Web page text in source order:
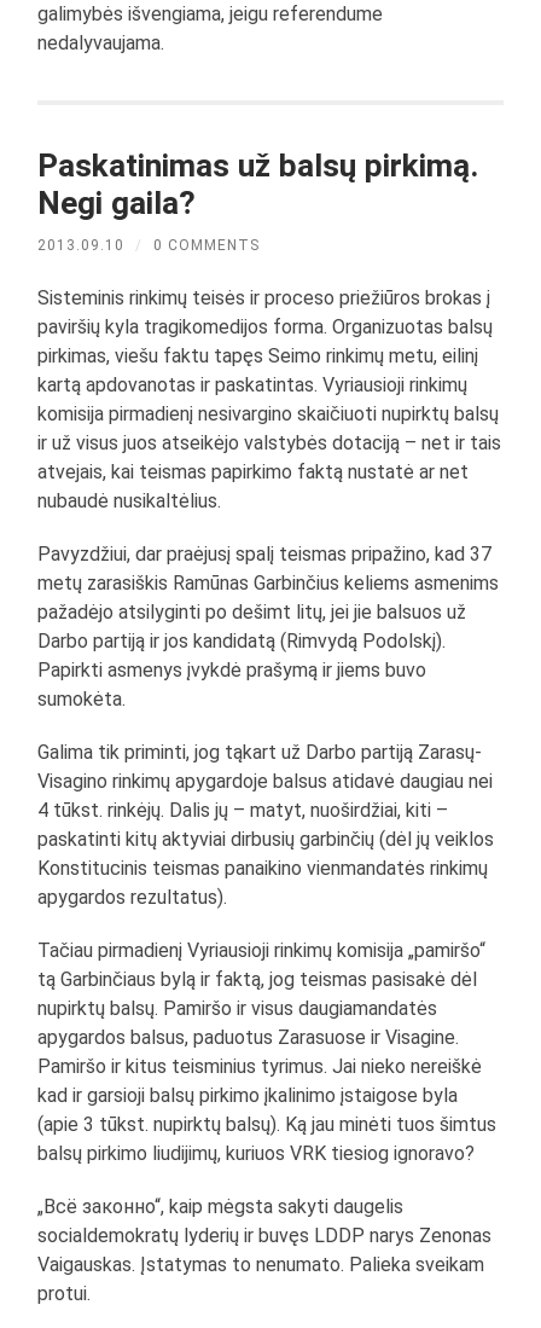
galimybės išvengiama, jeigu referendume
nedalyvaujama.
Paskatinimas už balsų pirkimą.
Negi gaila?
2013.09.10 / 0 COMMENTS
Sisteminis rinkimų teisės ir proceso priežiūros brokas į
paviršių kyla tragikomedijos forma. Organizuotas balsų
pirkimas, viešu faktu tapęs Seimo rinkimų metu, eilinį
kartą apdovanotas ir paskatintas. Vyriausioji rinkimų
komisija pirmadienį nesivargino skaičiuoti nupirktų balsų
ir už visus juos atseikėjo valstybės dotaciją – net ir tais
atvejais, kai teismas papirkimo faktą nustatė ar net
nubaudė nusikaltėlius.
Pavyzdžiui, dar praėjusį spalį teismas pripažino, kad 37
metų zarasiškis Ramūnas Garbinčius keliems asmenims
pažadėjo atsilyginti po dešimt litų, jei jie balsuos už
Darbo partiją ir jos kandidatą (Rimvydą Podolskį).
Papirkti asmenys įvykdė prašymą ir jiems buvo
sumokėta.
Galima tik priminti, jog tąkart už Darbo partiją Zarasų-
Visagino rinkimų apygardoje balsus atidavė daugiau nei
4 tūkst. rinkėjų. Dalis jų – matyt, nuoširdžiai, kiti –
paskatinti kitų aktyviai dirbusių garbinčių (dėl jų veiklos
Konstitucinis teismas panaikino vienmandatės rinkimų
apygardos rezultatus).
Tačiau pirmadienį Vyriausioji rinkimų komisija „pamiršo“
tą Garbinčiaus bylą ir faktą, jog teismas pasisakė dėl
nupirktų balsų. Pamiršo ir visus daugiamandatės
apygardos balsus, paduotus Zarasuose ir Visagine.
Pamiršo ir kitus teisminius tyrimus. Jai nieko nereiškė
kad ir garsioji balsų pirkimo įkalinimo įstaigose byla
(apie 3 tūkst. nupirktų balsų). Ką jau minėti tuos šimtus
balsų pirkimo liudijimų, kuriuos VRK tiesiog ignoravo?
„Всё законно“, kaip mėgsta sakyti daugelis
socialdemokratų lyderių ir buvęs LDDP narys Zenonas
Vaigauskas. Įstatymas to nenumato. Palieka sveikam
protui.